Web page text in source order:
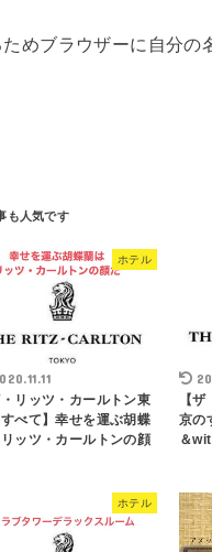
めブラウザーに自分の
ホテル
・リッツ・カールトン東
べて】幸せを運ぶ胡蝶
ッツ・カールトンの顔
【
京の
＆
ホテル